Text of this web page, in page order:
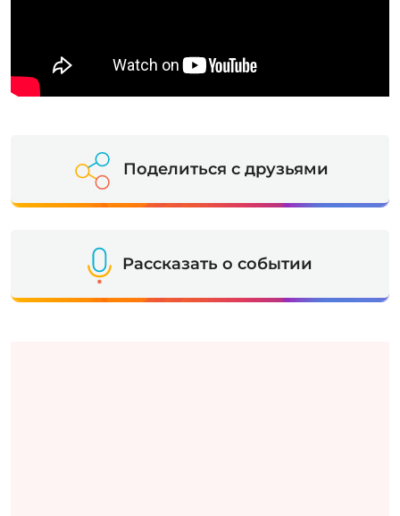
Поделиться с друзьями
Рассказать о событии